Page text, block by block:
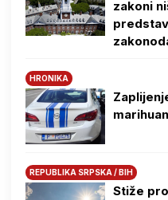
zakoni
HRONIKA
REPUBLIKA SRPSKA / BIH
Stiže